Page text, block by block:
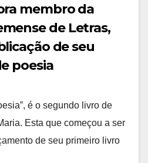
membro da
de Letras,
de seu
poesia
é o segundo livro de
Esta que começou a ser
de seu primeiro livro